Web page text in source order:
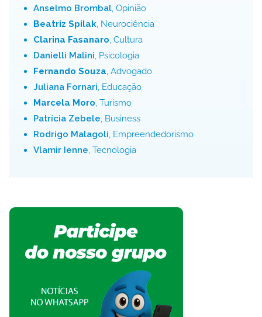
Anselmo Brombal, Opinião
Beatriz Spilak, Neurociência
Clarina Fasanaro, Cultura
Danielli Malini, Psicologia
Fernando Souza, Advogado
Juliana Fornari, Educação
Marcela Moro, Turismo
Patrícia Zebele, Business
Rodrigo Malagoli, Empreendedorismo
Vlamir Ienne, Tecnologia